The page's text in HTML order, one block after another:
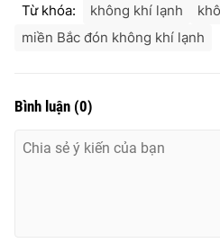
toasoan@vtv.vn
Liên hệ quảng cáo:024-7300.7108
Từ khóa: không khí lạnh
miền Bắc đón không khí lạnh
Bình luận (0)